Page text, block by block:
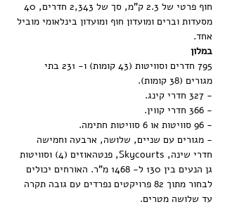
מסעדות וברים ומועדון חוף ומועדון בינלאומי מוביל
אחד.
במלון
795 חדרים וסוויטות (43 קומות) ו- 231 בתי
מגורים (38 קומות).
- 327 חדרי קינג.
- 366 חדרי קווין.
- 96 סוויטות או 6 סוויטות חתימה.
- מגורים עם שניים, שלושה, ארבעה וחמישה
חדרי שינה, Skycourts, פנטהאוזים (4) וסוויטות
גן הנעים בין 130 ל- 1468 מ"ר. האורחים יכולים
לבחור מתוך 82 פרויקטים נפרדים עם גובה תקרה
עד שלושה מטרים.